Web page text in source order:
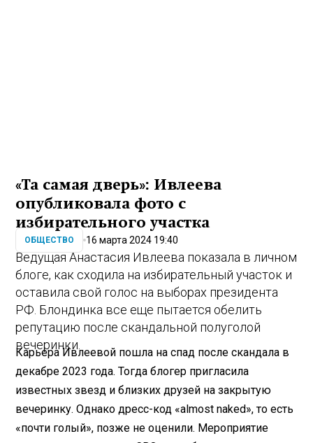
«Та самая дверь»: Ивлеева
опубликовала фото с
избирательного участка
ОБЩЕСТВО 16 марта 2024 19:40
Ведущая Анастасия Ивлеева показала в личном
блоге, как сходила на избирательный участок и
оставила свой голос на выборах президента
РФ. Блондинка все еще пытается обелить
репутацию после скандальной полуголой
вечеринки.
Карьера Ивлеевой пошла на спад после скандала в
декабре 2023 года. Тогда блогер пригласила
известных звезд и близких друзей на закрытую
вечеринку. Однако дресс-код «almost naked», то есть
«почти голый», позже не оценили. Мероприятие